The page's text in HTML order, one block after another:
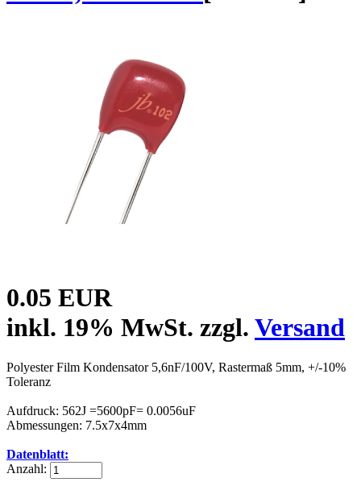
0.05 EUR
inkl. 19% MwSt. zzgl. Versand
Polyester Film Kondensator 5,6nF/100V, Rastermaß 5mm, +/-10%
Toleranz
Aufdruck: 562J =5600pF= 0.0056uF
Abmessungen: 7.5x7x4mm
Datenblatt:
Anzahl: